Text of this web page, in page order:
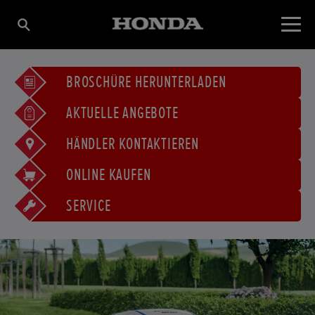
BROSCHÜRE HERUNTERLADEN
AKTUELLE ANGEBOTE
HÄNDLER KONTAKTIEREN
ONLINE KAUFEN
SERVICE